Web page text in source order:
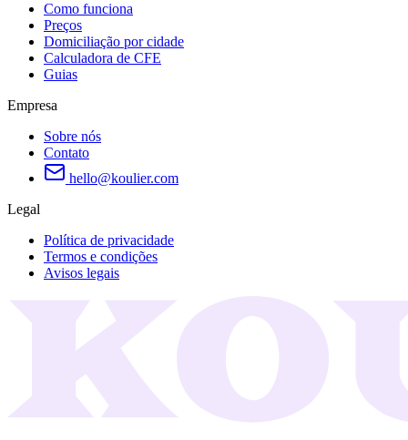
Como funciona
Preços
Domiciliação por cidade
Calculadora de CFE
Guias
Empresa
Sobre nós
Contato
hello@koulier.com
Legal
Política de privacidade
Termos e condições
Avisos legais